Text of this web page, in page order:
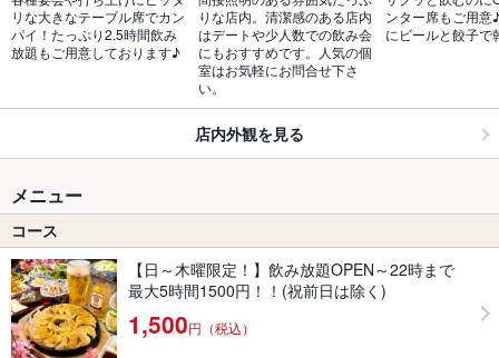
リな大きなテーブル席でカン
パイ！たっぷり2.5時間飲み
放題もご用意しております♪
りな店内。清潔感のある店内
はデートや少人数での飲み会
にもおすすめです。人気の個
室はお気軽にお問合せ下さ
い。
ンター席もご用意
にビールと餃子で
店内外観を見る
メニュー
コース
【日～木曜限定！】飲み放題OPEN～22時まで
最大5時間1500円！！(祝前日は除く)
1,500円（税込）